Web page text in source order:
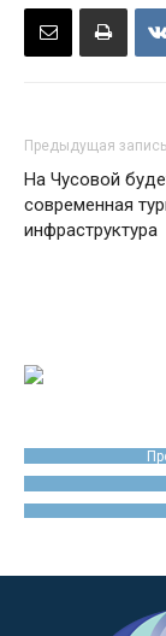
Предыдущая запись
На Чусовой
современная
инфраструктура